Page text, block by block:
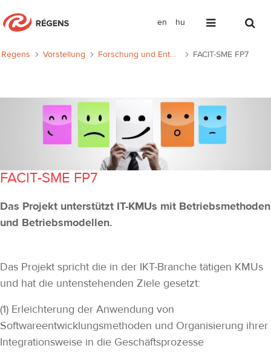
en hu
FACIT-SME FP7
Régens Vorstellung Forschung und Entwicklung FACIT-SME FP7
FACIT-SME FP7
Das Projekt unterstützt IT-KMUs mit Betriebsmethoden
und Betriebsmodellen.
Das Projekt spricht die in der IKT-Branche tätigen KMUs
und hat die untenstehenden Ziele gesetzt:
(1) Erleichterung der Anwendung von
Softwareentwicklungsmethoden und Organisierung ihrer
Integrationsweise in die Geschäftsprozesse